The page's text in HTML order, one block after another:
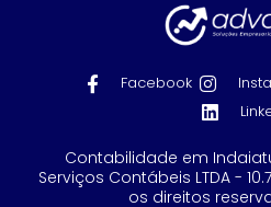
Facebook
Contabilidade em
Serviços Contábeis LTDA -
os direitos